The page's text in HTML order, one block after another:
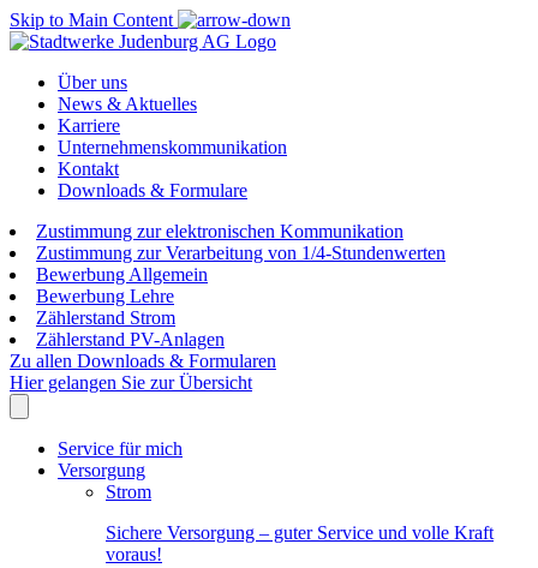
Skip to Main Content
Über uns
News & Aktuelles
Karriere
Unternehmenskommunikation
Kontakt
Downloads & Formulare
Zustimmung zur elektronischen Kommunikation
Zustimmung zur Verarbeitung von 1/4-Stundenwerten
Bewerbung Allgemein
Bewerbung Lehre
Zählerstand Strom
Zählerstand PV-Anlagen
Zu allen Downloads & Formularen
Hier gelangen Sie zur Übersicht
Service für mich
Versorgung
Strom
Sichere Versorgung – guter Service und volle Kraft
voraus!